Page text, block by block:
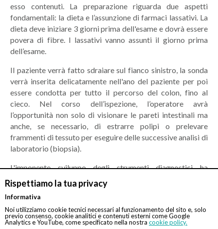
Rispettiamo la tua privacy
Informativa
Noi utilizziamo cookie tecnici necessari al funzionamento del sito e, solo
previo consenso, cookie analitici e contenuti esterni come Google
Analytics e YouTube, come specificato nella nostra cookie policy.
esso contenuti. La preparazione riguarda due aspetti
fondamentali: la dieta e l’assunzione di farmaci lassativi. La
dieta deve iniziare 3 giorni prima dell'esame e dovrà essere
povera di fibre. I lassativi vanno assunti il giorno prima
dell’esame.
Il paziente verrà fatto sdraiare sul fianco sinistro, la sonda
verrà inserita delicatamente nell'ano del paziente per poi
essere condotta per tutto il percorso del colon, fino al
cieco. Nel corso dell’ispezione, l’operatore avrà
l’opportunità non solo di visionare le pareti intestinali ma
anche, se necessario, di estrarre polipi o prelevare
frammenti di tessuto per eseguire delle successive analisi di
laboratorio (biopsia).
L'imponente sviluppo degli strumenti diagnostici ha
permesso una rapida evoluzione delle conoscenze mediche
nell'ambito della colonscopia. Oltre alla colonscopia
tradizionale con sedazione, sono state messe a punto altre
tecniche di supporto più innovative e che potrebbero
essere richieste dal paziente, come ad esempio la